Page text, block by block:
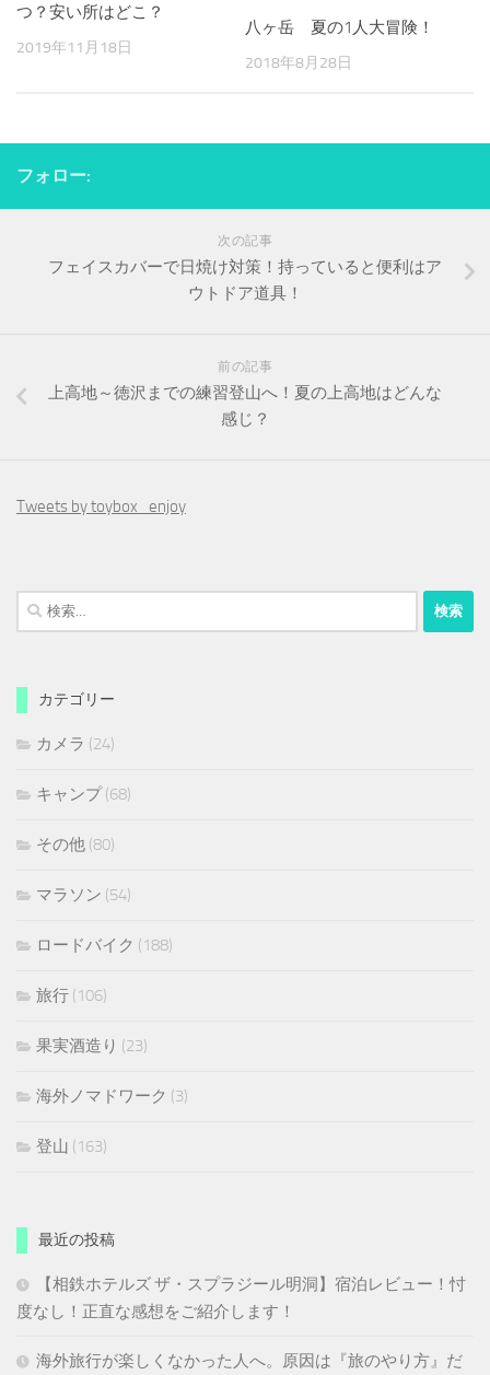
つ？安い所はどこ？
2019年11月18日
八ヶ岳 夏の1人大冒険！
2018年8月28日
フォロー:
次の記事
フェイスカバーで日焼け対策！持っていると便利はア
ウトドア道具！
前の記事
上高地～徳沢までの練習登山へ！夏の上高地はどんな
感じ？
Tweets by toybox_enjoy
検
索:
カテゴリー
カメラ (24)
キャンプ(68)
その他 (80)
マラソン (54)
ロードバイク (188)
旅行 (106)
果実酒造り (23)
海外ノマドワーク (3)
登山 (163)
最近の投稿
【相鉄ホテルズ ザ・スプラジール明洞】宿泊レビュー！忖
度なし！正直な感想をご紹介します！
海外旅行が楽しくなかった人へ。原因は『旅のやり方』だ